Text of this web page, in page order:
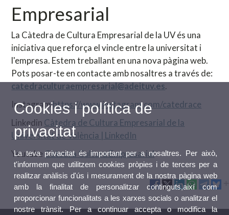
Empresarial
La Càtedra de Cultura Empresarial de la UV és una
iniciativa que reforça el vincle entre la universitat i
l'empresa. Estem treballant en una nova pàgina web.
Pots posar-te en contacte amb nosaltres a través de:
catedraculturaempresarial@adeituv.es.
Instagramhttps://www.instagram.com/catedrace
Linkedin Càtedra de Cultura Empresarial de la
Universitat de València | LinkedIn
Youtube Càtedra Cultura Empresarial
Cookies i política de
privacitat
La teva privacitat és important per a nosaltres. Per això,
t'informem que utilitzem cookies pròpies i de tercers per a
realitzar anàlisis d'ús i mesurament de la nostra pàgina web
amb la finalitat de personalitzar continguts,així com
proporcionar funcionalitats a les xarxes socials o analitzar el
nostre trànsit. Per a continuar accepta o modifica la